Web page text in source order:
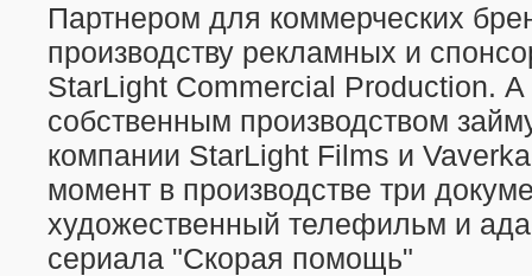
Партнером для коммерческих
производству рекламных и
StarLight Commercial Production. А
собственным производством
компании StarLight Films и
момент в производстве три
художественный телефильм и
сериала "Скорая помощь"